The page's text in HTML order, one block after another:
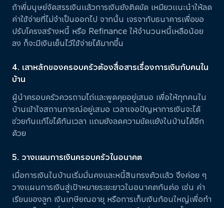
ถ้าพี่มนุษย์จัดสรรเงินแล้วการเงินยังติดขัด เหมียวแนะนำให้ลด
ค่าใช้จ่ายที่ไม่จำเป็นออกไป จากนั้น เจรจากับธนาคารเพื่อขอ
ปรับโครงสร้างหนี้ หรือ Refinance ให้จำนวนหนี้เหลือน้อย
ลง ก็จะมีเงินเย็นไว้ใช้จ่ายได้มากขึ้น
4. เสาหลักของครอบครัวต้องสื่อสารเรื่องการเงินกับคนใน
บ้าน
ผู้นำครอบครัวควรถามไถ่และพูดคุยอยู่เสมอ เพื่อให้ทุกคนใน
บ้านเข้าใจสถานการณ์อยู่เสมอ เวลาเจอปัญหาการเงินจะได้
ช่วยกันแก้ไขได้ทันเวลา แถมยังลดความขัดแย้งในบ้านได้อีก
ด้วย
5. วางแผนการเงินครอบครัวในอนาคต
เมื่อการเงินในบ้านเริ่มมั่นคงและหนี้สินทรงตัวแล้ว จึงค่อย ๆ
วางแผนการเงินสู่เป้าหมายระยะยาวในอนาคตกันต่อ เช่น ค่า
เรียนของลูก เงินเกษียณอายุ หรือการเก็บเงินก้อนใหญ่เพื่อทำ